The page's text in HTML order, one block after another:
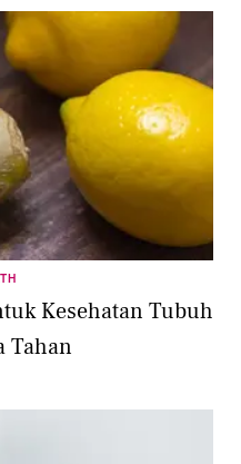
Kesehatan Tubuh
Tahan